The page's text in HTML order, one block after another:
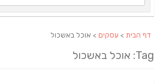
דף הבית > עסקים > אוכל באשכול
Tag: אוכל באשכול